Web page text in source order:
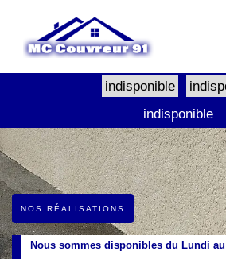
indisponible
indisponible
NOS RÉALISATIONS
Nous sommes disponibles du Lundi